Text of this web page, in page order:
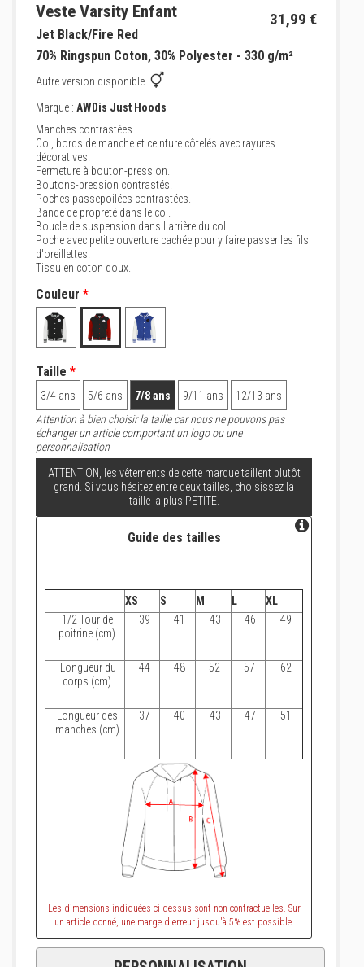
Veste Varsity Enfant 31,99 €
Jet Black/Fire Red
70% Ringspun Coton, 30% Polyester - 330 g/m²
Autre version disponible
Marque : AWDis Just Hoods
Manches contrastées.
Col, bords de manche et ceinture côtelés avec rayures
décoratives.
Fermeture à bouton-pression.
Boutons-pression contrastés.
Poches passepoilées contrastées.
Bande de propreté dans le col.
Boucle de suspension dans l'arrière du col.
Poche avec petite ouverture cachée pour y faire passer les fils
d'oreillettes.
Tissu en coton doux.
Couleur *
Taille *
3/4 ans 5/6 ans 7/8 ans 9/11 ans
12/13 ans
Attention à bien choisir la taille car nous ne pouvons pas
échanger un article comportant un logo ou une
personnalisation
ATTENTION, les vêtements de cette marque taillent plutôt
grand. Si vous hésitez entre deux tailles, choisissez la
taille la plus PETITE.
Guide des tailles
XS S M L
XL
1/2 Tour de
poitrine (cm)
39 41 43 46 49
Longueur du
corps (cm)
44 48 52 57 62
Longueur des
manches (cm)
37 40 43 47 51
Les dimensions indiquées ci-dessus sont non contractuelles. Sur
un article donné, une marge d'erreur jusqu'à 5% est possible.